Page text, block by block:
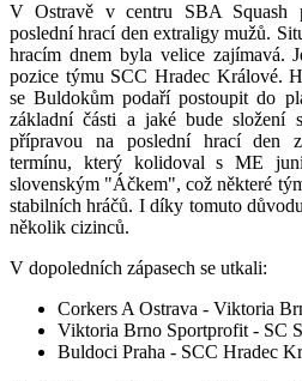
V Ostravě v centru SBA Squash
poslední hrací den extraligy mužů.
hracím dnem byla velice zajímavá.
pozice týmu SCC Hradec Králové.
se Buldokům podaří postoupit do
základní části a jaké bude složení
přípravou na poslední hrací den
termínu, který kolidoval s ME
slovenským "Áčkem", což některé
stabilních hráčů. I díky tomuto
několik cizinců.
V dopoledních zápasech se utkali:
Corkers A Ostrava - Viktoria
Viktoria Brno Sportprofit - SC
Buldoci Praha - SCC Hradec